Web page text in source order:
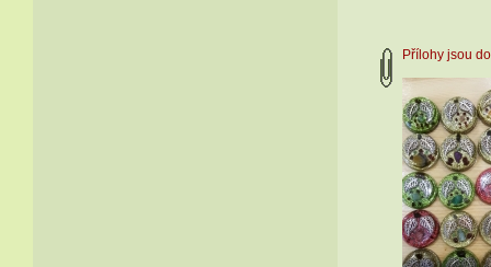
Přílohy jsou